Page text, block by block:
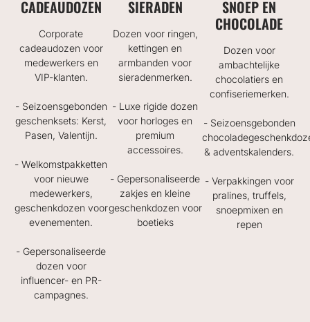
CADEAUDOZEN
Corporate
cadeaudozen voor
medewerkers en
VIP-klanten.
- Seizoensgebonden
geschenksets: Kerst,
Pasen, Valentijn.
- Welkomstpakketten
voor nieuwe
medewerkers,
geschenkdozen voor
evenementen.
- Gepersonaliseerde
dozen voor
influencer- en PR-
campagnes.
SIERADEN
Dozen voor ringen,
kettingen en
armbanden voor
sieradenmerken.
- Luxe rigide dozen
voor horloges en
premium
accessoires.
- Gepersonaliseerde
zakjes en kleine
geschenkdozen voor
boetieks
SNOEP EN
CHOCOLADE
Dozen voor
ambachtelijke
chocolatiers en
confiseriemerken.
- Seizoensgebonden
& adventskalenders.
- Verpakkingen voor
pralines, truffels,
snoepmixen en
repen